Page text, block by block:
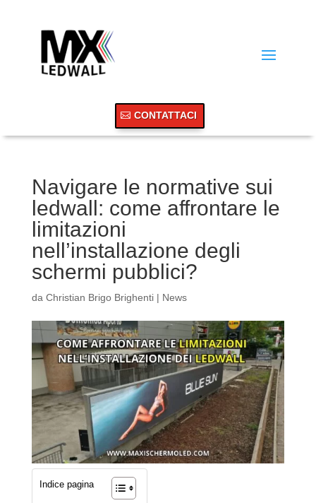
CONTATTACI
Navigare le normative sui
ledwall: come affrontare le
limitazioni
nell’installazione degli
schermi pubblici?
da Christian Brigo Brighenti| News
Indice pagina